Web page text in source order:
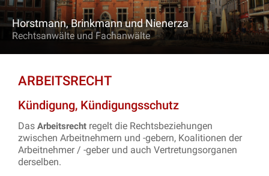
Horstmann, Brinkmann und Nienerza
Rechtsanwälte und Fachanwälte
ARBEITSRECHT
Kündigung, Kündigungsschutz
Das Arbeitsrecht regelt die Rechtsbeziehungen
zwischen Arbeitnehmern und -gebern, Koalitionen der
Arbeitnehmer / -geber und auch Vertretungsorganen
derselben.